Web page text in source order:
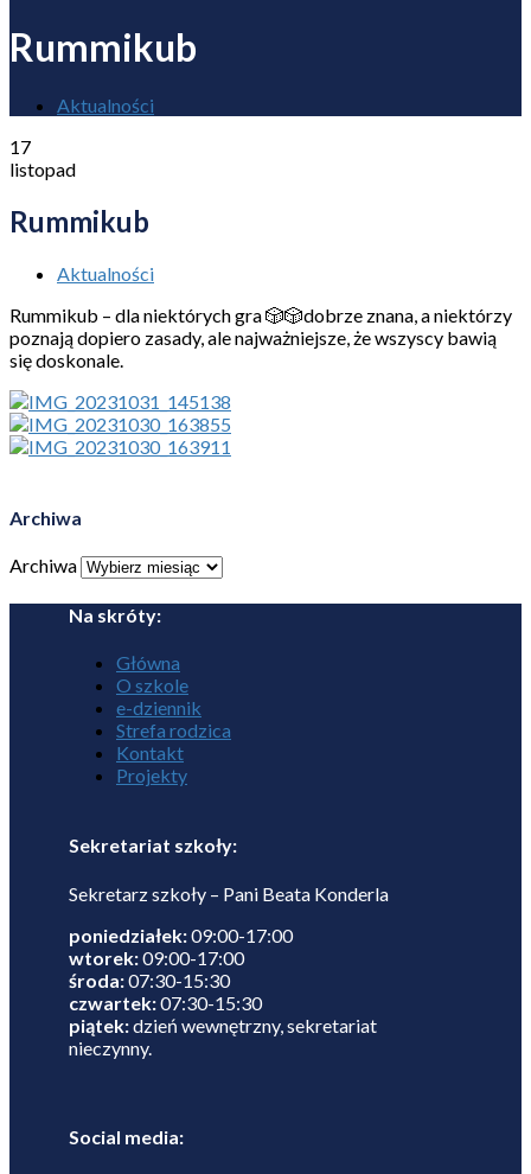
Rummikub
Aktualności
17
listopad
Rummikub
Aktualności
Rummikub – dla niektórych gra 🎲🎲dobrze znana, a niektórzy
poznają dopiero zasady, ale najważniejsze, że wszyscy bawią
się doskonale.
Archiwa
Archiwa
Na skróty:
Główna
O szkole
e-dziennik
Strefa rodzica
Kontakt
Projekty
Sekretariat szkoły:
Sekretarz szkoły – Pani Beata Konderla
poniedziałek:09:00-17:00
wtorek:09:00-17:00
środa:07:30-15:30
czwartek:07:30-15:30
piątek:dzień wewnętrzny, sekretariat
nieczynny.
Social media: